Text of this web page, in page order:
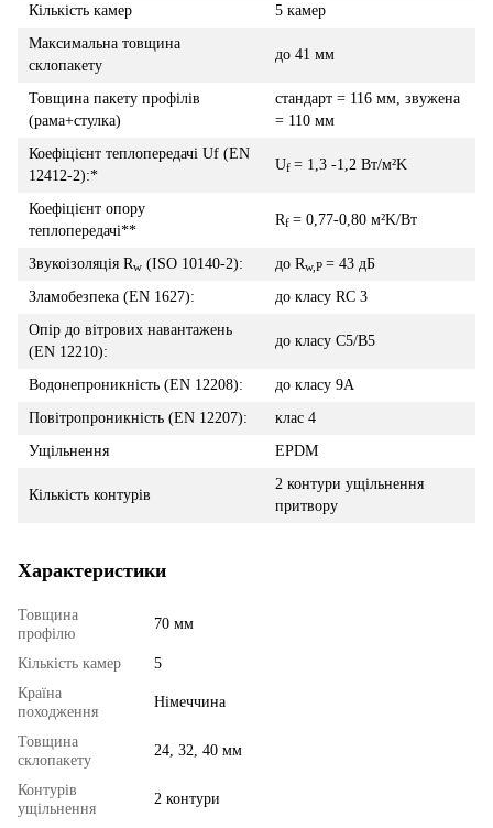
Кількість камер
5 камер
Максимальна товщина
склопакету
до 41 мм
Товщина пакету профілів
(рама+стулка)
стандарт = 116 мм, звужена
= 110 мм
Коефіцієнт теплопередачі Uf (EN
12412-2):*
Uf = 1,3 -1,2 Вт/м²K
Коефіцієнт опору
теплопередачі**
Rf = 0,77-0,80 м²K/Вт
Звукоізоляція Rw (ISO 10140-2): до Rw,P = 43 дБ
Зламобезпека (EN 1627):
до класу RC 3
Опір до вітрових навантажень
(EN 12210):
до класу C5/B5
Водонепроникність (EN 12208):
до класу 9A
Повітропроникність (EN 12207):
клас 4
Ущільнення
EPDM
Кількість контурів
2 контури ущільнення
притвору
Характеристики
Товщина
профілю
70 мм
Кількість камер
5
Країна
походження
Німеччина
Товщина
склопакету
24, 32, 40 мм
Контурів
ущільнення
2 контури